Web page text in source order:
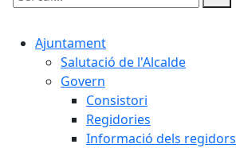
Cercar:
Ajuntament
Salutació de l'Alcalde
Govern
Consistori
Regidories
Informació dels regidors